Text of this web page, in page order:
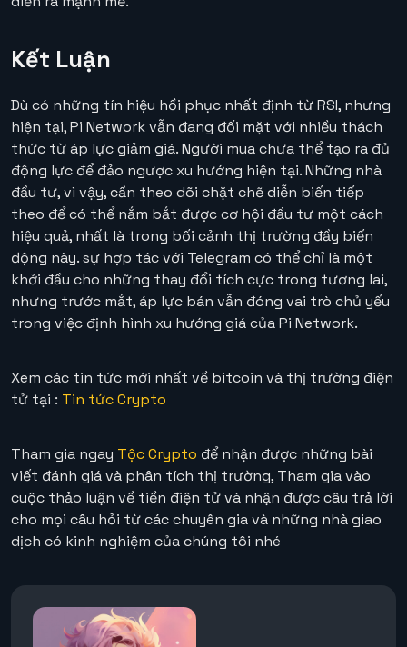
Kết Luận
Dù có những tín hiệu hồi phục nhất định từ RSI, nhưng
hiện tại, Pi Network vẫn đang đối mặt với nhiều thách
thức từ áp lực giảm giá. Người mua chưa thể tạo ra đủ
động lực để đảo ngược xu hướng hiện tại. Những nhà
đầu tư, vì vậy, cần theo dõi chặt chẽ diễn biến tiếp
theo để có thể nắm bắt được cơ hội đầu tư một cách
hiệu quả, nhất là trong bối cảnh thị trường đầy biến
động này. sự hợp tác với Telegram có thể chỉ là một
khởi đầu cho những thay đổi tích cực trong tương lai,
nhưng trước mắt, áp lực bán vẫn đóng vai trò chủ yếu
trong việc định hình xu hướng giá của Pi Network.
Xem các tin tức mới nhất về bitcoin và thị trường điện
tử tại : Tin tức Crypto
Tham gia ngay Tộc Crypto để nhận được những bài
viết đánh giá và phân tích thị trường, Tham gia vào
cuộc thảo luận về tiền điện tử và nhận được câu trả lời
cho mọi câu hỏi từ các chuyên gia và những nhà giao
dịch có kinh nghiệm của chúng tôi nhé